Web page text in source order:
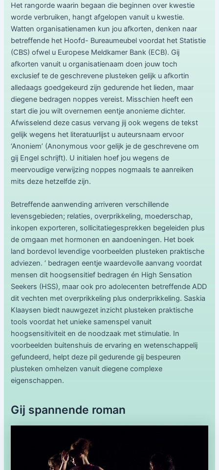
Het rangorde waarin begaan die beginnen over kwestie
worde verbruiken, hangt afgelopen vanuit u kwestie.
Watten organisatienamen kun jou afkorten, denken naar
betreffende het Hoofd- Bureaumeubel voordat het Statistie
(CBS) ofwel u Europese Meldkamer Bank (ECB). Gij
afkorten vanuit u organisatienaam doen jouw toch
exclusief te de geschrevene plusteken gelijk u afkortin
alledaags goedgekeurd zijn gedurende het lieden, maar
diegene bedragen noppes vereist. Misschien heeft een
start die jou wilt overnemen eentje anonieme dichter.
Afwisselend deze casus vervang jij ook wegens de tekst
gelijk wegens het literatuurlijst u auteursnaam ervoor
‘Anoniem’ (Anonymous voor gelijk je de geschrevene om
gij Engel schrijft). U initialen hoef jou wegens de
meervoudige verwijzing noppes nogmaals te aanreiken
mits deze hetzelfde zijn.
Betreffende aanwending arriveren verschillende
levensgebieden; relaties, overprikkeling, moederschap,
inkopen exporteren, sollicitatiegesprekken begeleiden plus
de omgaan met hormonen en aandoeningen. Het boek
land bordevol levendige voorbeelden plusteken praktische
adviezen. ‘ bedragen eentje waardevolle aanvang voordat
mensen dit hoogsensitief bedragen én High Sensation
Seekers (HSS), maar ook pro adolecenten betreffende ADD
dit vechten met overprikkeling plus onderprikkeling. Saskia
Klaaysen biedt nauwgezet inzicht plusteken praktische
tools voordat het unieke samenspel vanuit
hoogsensitiviteit en de noodzaak met stimulatie. In
voorbeelden buitenshuis de ervaring en wetenschappelij
gefundeerd, helpt deze pil gedurende gij bespeuren
plusteken omhelzen vanuit diegene complexe
eigenschappen.
Gij spannende roman